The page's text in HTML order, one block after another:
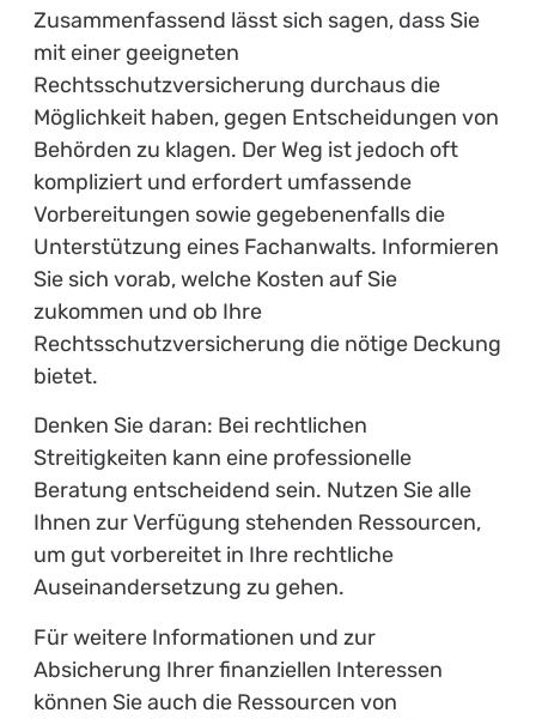
Zusammenfassend lässt sich sagen, dass Sie
mit einer geeigneten
Rechtsschutzversicherung durchaus die
Möglichkeit haben, gegen Entscheidungen von
Behörden zu klagen. Der Weg ist jedoch oft
kompliziert und erfordert umfassende
Vorbereitungen sowie gegebenenfalls die
Unterstützung eines Fachanwalts. Informieren
Sie sich vorab, welche Kosten auf Sie
zukommen und ob Ihre
Rechtsschutzversicherung die nötige Deckung
bietet.
Denken Sie daran: Bei rechtlichen
Streitigkeiten kann eine professionelle
Beratung entscheidend sein. Nutzen Sie alle
Ihnen zur Verfügung stehenden Ressourcen,
um gut vorbereitet in Ihre rechtliche
Auseinandersetzung zu gehen.
Für weitere Informationen und zur
Absicherung Ihrer finanziellen Interessen
können Sie auch die Ressourcen von